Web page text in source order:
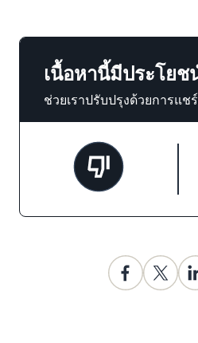
เนื้อหานี้มีประโยช
ช่วยเราปรับปรุงด้วยการแ